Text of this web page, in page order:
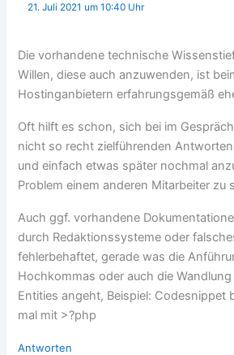
21. Juli 2021 um 10:40 Uhr
Die vorhandene technische
Willen, diese auch anzuwenden, ist
Hostinganbietern erfahrungsgemäß
Oft hilft es schon, sich bei im
nicht so recht zielführenden
und einfach etwas später nochmal
Problem einem anderen Mitarbeiter zu
Auch ggf. vorhandene
durch Redaktionssysteme oder
fehlerbehaftet, gerade was die
Hochkommas oder auch die
Entities angeht, Beispiel: Codesnippet
mal mit >?php
Antworten